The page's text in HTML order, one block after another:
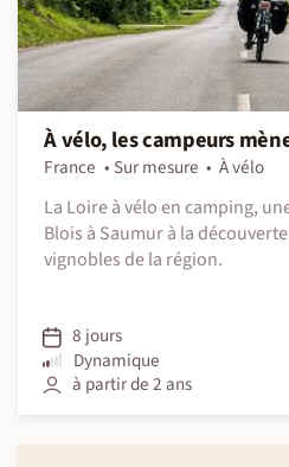
À vélo, les campeurs
France Sur mesure
À vélo
La Loire à vélo en camping,
Blois à Saumur à la
vignobles de la région.
8 jours
Dynamique
à partir de 2 ans